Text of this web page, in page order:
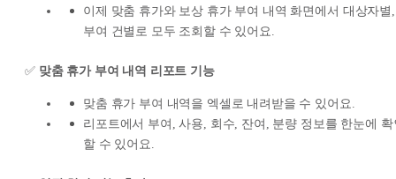
이제 맞춤 휴가와 보상 휴가 부여 내역 화면에서 대상자별,
부여 건별로 모두 조회할 수 있어요.
✅ 맞춤 휴가 부여 내역 리포트 기능
맞춤 휴가 부여 내역을 엑셀로 내려받을 수 있어요.
리포트에서 부여, 사용, 회수, 잔여, 분량 정보를 한눈에 확
할 수 있어요.